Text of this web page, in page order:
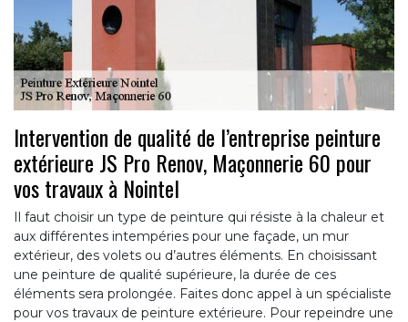
Intervention de qualité de l’entreprise peinture
extérieure JS Pro Renov, Maçonnerie 60 pour
vos travaux à Nointel
Il faut choisir un type de peinture qui résiste à la chaleur et
aux différentes intempéries pour une façade, un mur
extérieur, des volets ou d’autres éléments. En choisissant
une peinture de qualité supérieure, la durée de ces
éléments sera prolongée. Faites donc appel à un spécialiste
pour vos travaux de peinture extérieure. Pour repeindre une